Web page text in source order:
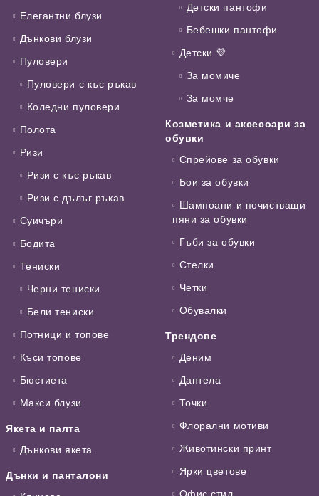
Елегантни блузи
Дънкови блузи
Пуловери
Пуловери с къс ръкав
Коледни пуловери
Полота
Ризи
Ризи с къс ръкав
Ризи с дълъг ръкав
Суичъри
Бодита
Тениски
Черни тениски
Бели тениски
Потници и топове
Къси топове
Бюстиета
Макси блузи
Якета и палта
Дънкови якета
Дънки и панталони
Детски пантофи
Бебешки пантофи
Детски 💜
За момиче
За момче
Козметика и аксесоари за
обувки
Спрейове за обувки
Бои за обувки
Шампоани и почистващи
пяни за обувки
Гъби за обувки
Стелки
Четки
Обувалки
Трендове
Деним
Дантела
Точки
Флорални мотиви
Животински принт
Ярки цветове
Офис стил